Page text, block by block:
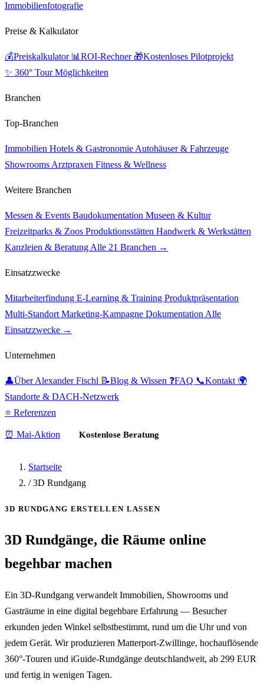
Immobilienfotografie
Preise & Kalkulator
💰Preiskalkulator 📊 ROI-Rechner 🎁Kostenloses Pilotprojekt
✨ 360° Tour Möglichkeiten
Branchen
Top-Branchen
Immobilien Hotels & Gastronomie Autohäuser & Fahrzeuge
Showrooms Arztpraxen Fitness & Wellness
Weitere Branchen
Messen & Events Baudokumentation Museen & Kultur
Freizeitparks & Zoos Produktionsstätten Handwerk & Werkstätten
Kanzleien & Beratung Alle 21 Branchen →
Einsatzzwecke
Mitarbeiterfindung E-Learning & Training Produktpräsentation
Multi-Standort Marketing-Kampagne Dokumentation Alle
Einsatzzwecke →
Unternehmen
👤Über Alexander Fischl 📝Blog & Wissen ❓FAQ 📞Kontakt 🌍
Standorte & DACH-Netzwerk
⭐ Referenzen
⏰ Mai-Aktion Kostenlose Beratung
Startseite
/ 3D Rundgang
3D RUNDGANG ERSTELLEN LASSEN
3D Rundgänge, die Räume online
begehbar machen
Ein 3D-Rundgang verwandelt Immobilien, Showrooms und
Gasträume in eine digital begehbare Erfahrung — Besucher
erkunden jeden Winkel selbstbestimmt, rund um die Uhr und von
jedem Gerät. Wir produzieren Matterport-Zwillinge, hochauflösende
360°-Touren und iGuide-Rundgänge deutschlandweit, ab 299 EUR
und fertig in wenigen Tagen.